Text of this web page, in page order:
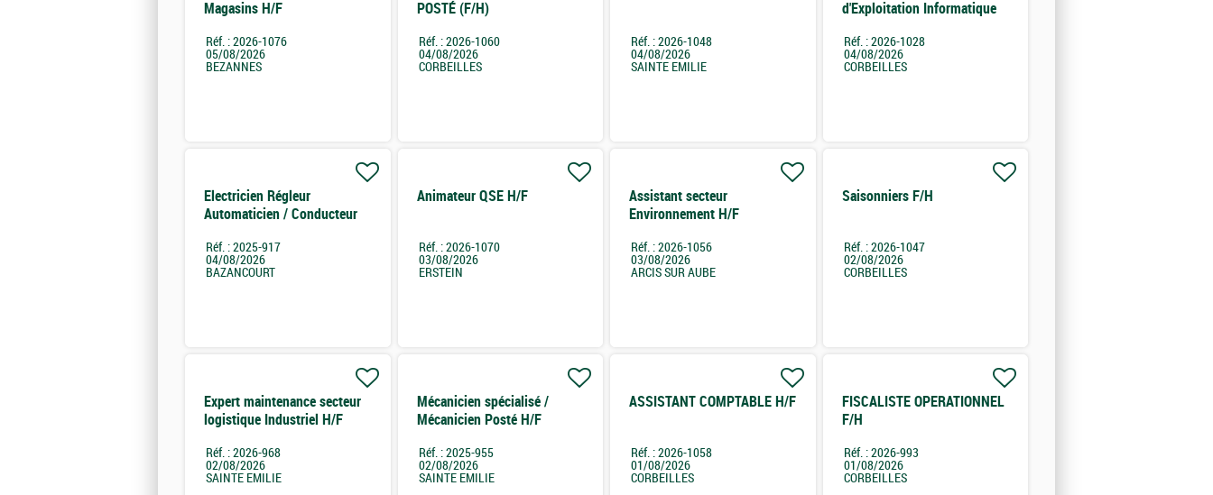
Magasins H/F
Réf. : 2026-1076
05/08/2026
BEZANNES
POSTÉ (F/H)
Réf. : 2026-1060
04/08/2026
CORBEILLES
Réf. : 2026-1048
04/08/2026
SAINTE EMILIE
d'Exploitation Informatique
Réf. : 2026-1028
04/08/2026
CORBEILLES
Electricien Régleur
Automaticien / Conducteur
Réf. : 2025-917
04/08/2026
BAZANCOURT
Animateur QSE H/F
Réf. : 2026-1070
03/08/2026
ERSTEIN
Assistant secteur
Environnement H/F
Réf. : 2026-1056
03/08/2026
ARCIS SUR AUBE
Saisonniers F/H
Réf. : 2026-1047
02/08/2026
CORBEILLES
Expert maintenance secteur
logistique Industriel H/F
Réf. : 2026-968
02/08/2026
SAINTE EMILIE
Mécanicien spécialisé /
Mécanicien Posté H/F
Réf. : 2025-955
02/08/2026
SAINTE EMILIE
ASSISTANT COMPTABLE H/F
Réf. : 2026-1058
01/08/2026
CORBEILLES
FISCALISTE OPERATIONNEL
F/H
Réf. : 2026-993
01/08/2026
CORBEILLES